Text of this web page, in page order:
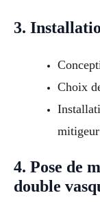
3.
Choix
mitigeur
4. Pose de
double